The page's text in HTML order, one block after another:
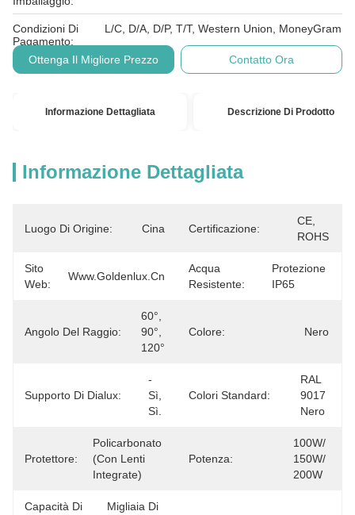
Condizioni Di
Pagamento:
L/C, D/A, D/P, T/T, Western Union, MoneyGram
Ottenga Il Migliore Prezzo Contatto Ora
Informazione Dettagliata Descrizione Di Prodotto
Informazione Dettagliata
Luogo Di Origine: Cina Certificazione:
CE,
ROHS
Sito
Web:
Www.goldenlux.cn
Acqua
Resistente:
Protezione
IP65
Angolo Del Raggio:
60°,
90°,
120°
Colore: Nero
Supporto Di Dialux:
-
Sì,
Sì.
Colori Standard:
RAL
9017
Nero
Protettore:
Policarbonato
(con Lenti
Integrate)
Potenza:
100W/
150W/
200W
Capacità Di
Migliaia Di